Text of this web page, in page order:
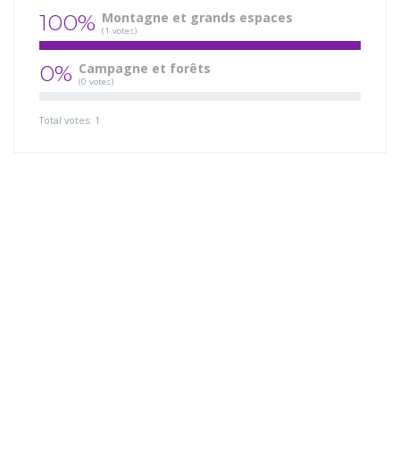
100% Montagne et grands espaces
(1 votes)
0% Campagne et forêts
(0 votes)
Total votes: 1